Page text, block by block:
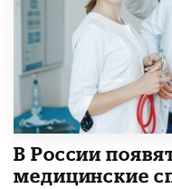
В России
медицинские